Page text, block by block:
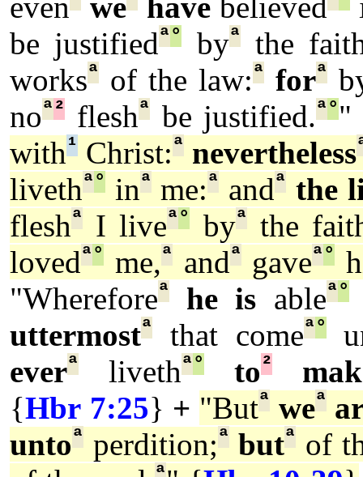
be justifiedª° byªthe
worksª of the law:ª forª
noª² fleshªbe justified.ª°"
with¹ Christ:ª nevertheless
livethª° inª me:ª andª the
fleshª I liveª° byª
the
lovedª° me,ª andª gaveª°
"Whereforeª he is ableª°
uttermostª that comeª°
everª livethª° to²
{Hbr 7:25} + "Butª weª
untoª perdition;ª butª of